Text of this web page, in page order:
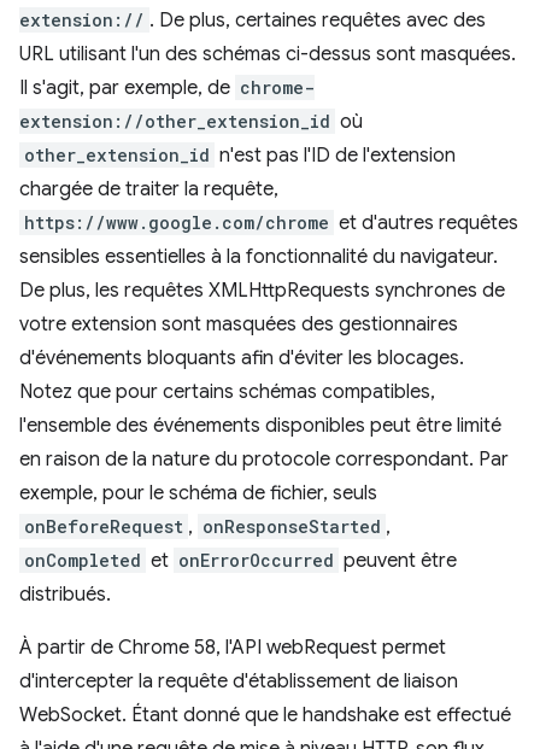
extension:// . De plus, certaines requêtes avec des
URL utilisant l'un des schémas ci-dessus sont masquées.
Il s'agit, par exemple, de chrome-
extension://other_extension_id où
other_extension_id n'est pas l'ID de l'extension
chargée de traiter la requête,
https://www.google.com/chrome et d'autres requêtes
sensibles essentielles à la fonctionnalité du navigateur.
De plus, les requêtes XMLHttpRequests synchrones de
votre extension sont masquées des gestionnaires
d'événements bloquants afin d'éviter les blocages.
Notez que pour certains schémas compatibles,
l'ensemble des événements disponibles peut être limité
en raison de la nature du protocole correspondant. Par
exemple, pour le schéma de fichier, seuls
onBeforeRequest , onResponseStarted ,
onCompleted et onErrorOccurred peuvent être
distribués.
À partir de Chrome 58, l'API webRequest permet
d'intercepter la requête d'établissement de liaison
WebSocket. Étant donné que le handshake est effectué